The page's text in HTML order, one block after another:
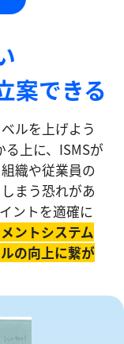
案できる
ルを上げよう
上に、ISMSが
織や従業員の
まう恐れがあ
ントを適確に
ントシステム
の向上に繋が